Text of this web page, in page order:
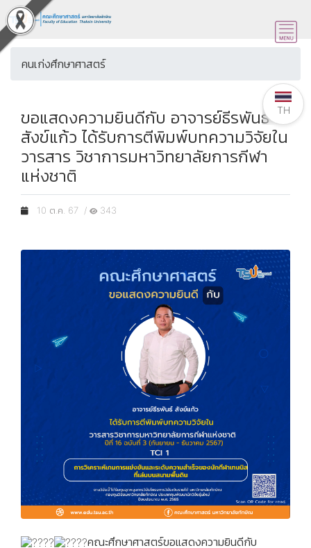
คนเก่งศึกษาศาสตร์
ขอแสดงความยินดีกับ อาจารย์ธีรพันธ์
สังข์แก้ว ได้รับการตีพิมพ์บทความวิจัยใน
วารสาร วิชาการมหาวิทยาลัยการกีฬา
แห่งชาติ
10 ต.ค. 67 / 343
คณะศึกษาศาสตร์ขอแสดงความยินดีกับ
TH